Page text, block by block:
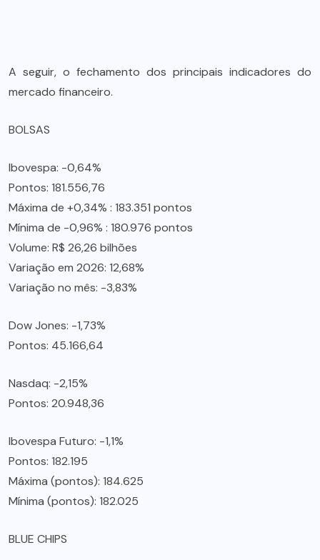
A seguir, o fechamento dos principais indicadores do
mercado financeiro.
BOLSAS
Ibovespa: -0,64%
Pontos: 181.556,76
Máxima de +0,34% : 183.351 pontos
Mínima de -0,96% : 180.976 pontos
Volume: R$ 26,26 bilhões
Variação em 2026: 12,68%
Variação no mês: -3,83%
Dow Jones: -1,73%
Pontos: 45.166,64
Nasdaq: -2,15%
Pontos: 20.948,36
Ibovespa Futuro: -1,1%
Pontos: 182.195
Máxima (pontos): 184.625
Mínima (pontos): 182.025
BLUE CHIPS